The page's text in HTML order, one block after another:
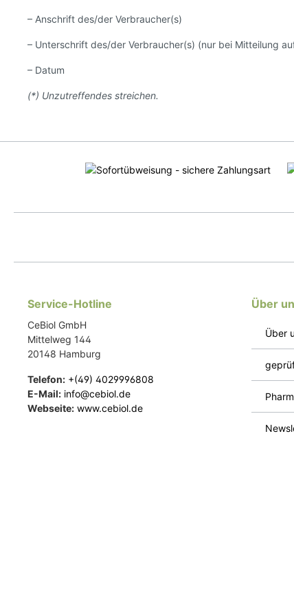
– Anschrift des/der Verbraucher(s)
– Unterschrift des/der Verbraucher(s) (nur bei Mitteilung
– Datum
(*) Unzutreffendes streichen.
Service-Hotline
CeBiol GmbH
Mittelweg 144
20148 Hamburg
Telefon: +(49) 4029996808
E-Mail: info@cebiol.de
Webseite: www.cebiol.de
Über
Über